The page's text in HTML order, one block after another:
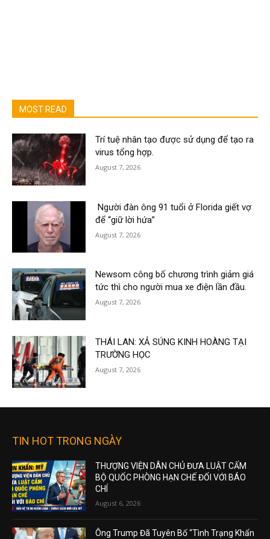
MOST READ
Trí tuệ nhân tạo được sử dụng để tạo ra
virus tổng hợp.
August 7, 2026
Người đàn ông 91 tuổi ở Florida giết vợ
để “giữ lời hứa”
August 7, 2026
Newsom công bố chương trình giảm giá
tức thì cho người mua xe điện lần đầu.
August 7, 2026
THÁI LAN: XẢ SÚNG KINH HOÀNG TẠI
TRƯỜNG HỌC
August 7, 2026
TIN HOT TRONG NGÀY
THƯỢNG VIỆN DÂN CHỦ ĐƯA LUẬT CẤM
BỘ QUỐC PHÒNG HẠN CHẾ ĐỐI VỚI BÁO
CHÍ
August 6, 2026
Ông Trump Đã Tuyên Bố “Tình Trạng Khẩn